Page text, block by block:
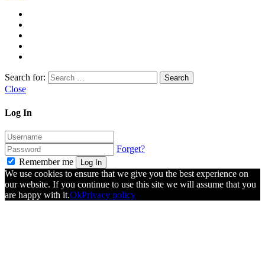
Search for:
Close
Log In
Forget?
Remember me
Log In
We use cookies to ensure that we give you the best experience on
our website. If you continue to use this site we will assume that you
are happy with it.OkPrivacy policy